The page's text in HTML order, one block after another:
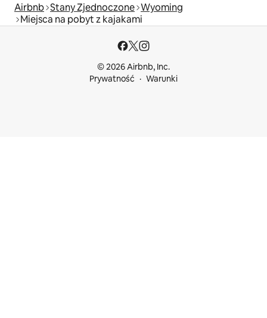
Airbnb Stany Zjednoczone Wyoming
Miejsca na pobyt z kajakami
© 2026 Airbnb, Inc.
Prywatność
Warunki